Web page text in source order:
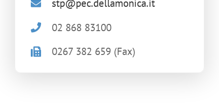
stp@pec.dellamonica.it
02 868 83100
0267 382 659 (Fax)